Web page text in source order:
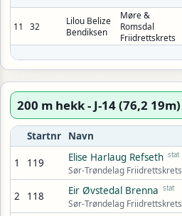
11 32
Lilou Belize
Bendiksen
Møre &
Romsdal
Friidrettskrets
200 m hekk - J-14 (76,2 19m)
Startnr Navn
1 119 Elise Harlaug Refseth stat
Sør-Trøndelag Friidrettskrets
2 118 Eir Øvstedal Brenna stat
Sør-Trøndelag Friidrettskrets